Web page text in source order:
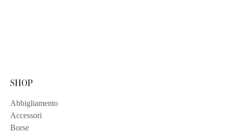
SHOP
Abbigliamento
Accessori
Borse